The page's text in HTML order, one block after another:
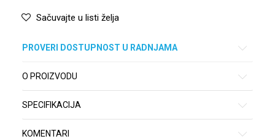
Sačuvajte u listi želja
PROVERI DOSTUPNOST U RADNJAMA
O PROIZVODU
SPECIFIKACIJA
KOMENTARI